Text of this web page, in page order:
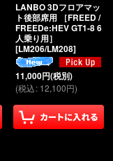
LANBO 3Dフロアマッ
ト後部席用 ［FREED /
FREEDe:HEV GT1-8 6
人乗り用］
[LM206/LM208]
11,000円(税別)
(税込: 12,100円)